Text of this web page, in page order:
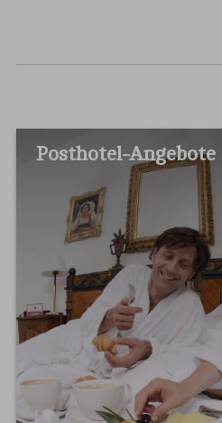
Posthotel-Angebote